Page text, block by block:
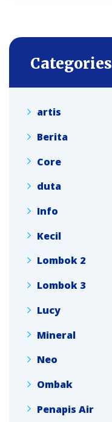
Categories
artis
Berita
Core
duta
Info
Kecil
Lombok 2
Lombok 3
Lucy
Mineral
Neo
Ombak
Penapis Air